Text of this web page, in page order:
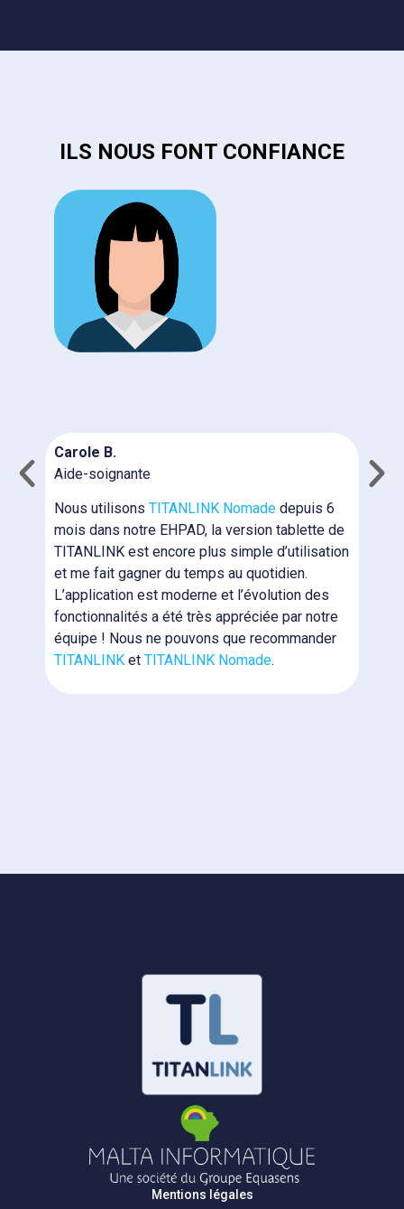
ILS NOUS FONT CONFIANCE
Carole B.
Aide-soignante
Nous utilisons TITANLINK Nomade depuis 6
mois dans notre EHPAD, la version tablette de
TITANLINK est encore plus simple d’utilisation
et me fait gagner du temps au quotidien.
L’application est moderne et l’évolution des
fonctionnalités a été très appréciée par notre
équipe ! Nous ne pouvons que recommander
TITANLINK et TITANLINK Nomade.
Mentions légales